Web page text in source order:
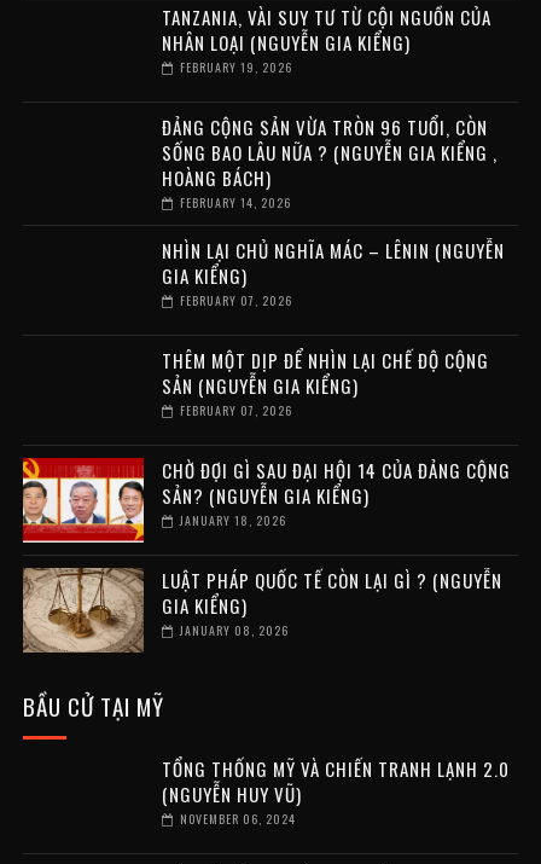
TANZANIA, VÀI SUY TƯ TỪ CỘI NGUỒN CỦA
NHÂN LOẠI (NGUYỄN GIA KIỂNG)
FEBRUARY 19, 2026
ĐẢNG CỘNG SẢN VỪA TRÒN 96 TUỔI, CÒN
SỐNG BAO LÂU NỮA ? (NGUYỄN GIA KIỂNG ,
HOÀNG BÁCH)
FEBRUARY 14, 2026
NHÌN LẠI CHỦ NGHĨA MÁC – LÊNIN (NGUYỄN
GIA KIỂNG)
FEBRUARY 07, 2026
THÊM MỘT DỊP ĐỂ NHÌN LẠI CHẾ ĐỘ CỘNG
SẢN (NGUYỄN GIA KIỂNG)
FEBRUARY 07, 2026
CHỜ ĐỢI GÌ SAU ĐẠI HỘI 14 CỦA ĐẢNG CỘNG
SẢN? (NGUYỄN GIA KIỂNG)
JANUARY 18, 2026
LUẬT PHÁP QUỐC TẾ CÒN LẠI GÌ ? (NGUYỄN
GIA KIỂNG)
JANUARY 08, 2026
BẦU CỬ TẠI MỸ
TỔNG THỐNG MỸ VÀ CHIẾN TRANH LẠNH 2.0
(NGUYỄN HUY VŨ)
NOVEMBER 06, 2024